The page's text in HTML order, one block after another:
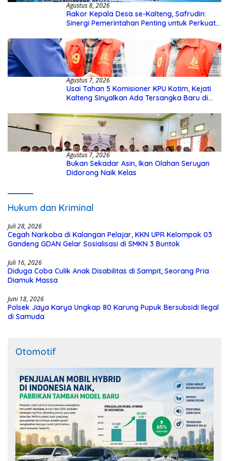
Agustus 8, 2026
Rakor Kepala Desa se-Kalteng, Safrudin:
Sinergi Pemerintahan Penting untuk Perkuat
Agustus 7, 2026
Usai Tahan 5 Komisioner KPU Kotim, Kejati
Kalteng Sinyalkan Ada Tersangka Baru di
Agustus 7, 2026
Bukan Sekadar Asin, Ikan Olahan Seruyan
Didorong Naik Kelas
Hukum dan Kriminal
Juli 28, 2026
Cegah Narkoba di Kalangan Pelajar, KKN UPR Kelompok 03
Gandeng GDAN Gelar Sosialisasi di SMKN 3 Buntok
Juli 16, 2026
Diduga Coba Culik Anak Disabilitas di Sampit, Seorang Pria
Diamuk Massa
Juni 18, 2026
Polsek Jaya Karya Ungkap 80 Karung Pupuk Bersubsidi Ilegal
di Samuda
Otomotif